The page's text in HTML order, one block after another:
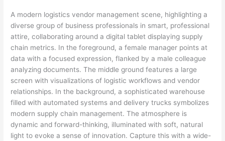
A modern logistics vendor management scene, highlighting a
diverse group of business professionals in smart, professional
attire, collaborating around a digital tablet displaying supply
chain metrics. In the foreground, a female manager points at
data with a focused expression, flanked by a male colleague
analyzing documents. The middle ground features a large
screen with visualizations of logistic workflows and vendor
relationships. In the background, a sophisticated warehouse
filled with automated systems and delivery trucks symbolizes
modern supply chain management. The atmosphere is
dynamic and forward-thinking, illuminated with soft, natural
light to evoke a sense of innovation. Capture this with a wide-